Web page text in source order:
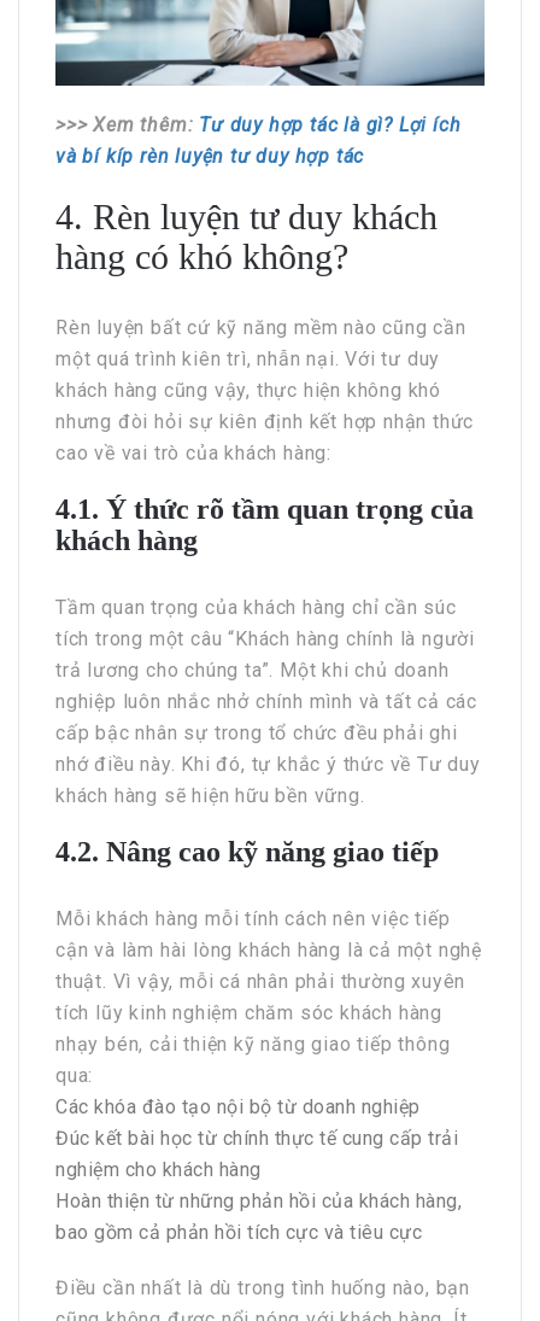
>>> Xem thêm: Tư duy hợp tác là gì? Lợi ích
và bí kíp rèn luyện tư duy hợp tác
4. Rèn luyện tư duy khách
hàng có khó không?
Rèn luyện bất cứ kỹ năng mềm nào cũng cần
một quá trình kiên trì, nhẫn nại. Với tư duy
khách hàng cũng vậy, thực hiện không khó
nhưng đòi hỏi sự kiên định kết hợp nhận thức
cao về vai trò của khách hàng:
4.1. Ý thức rõ tầm quan trọng của
khách hàng
Tầm quan trọng của khách hàng chỉ cần súc
tích trong một câu “Khách hàng chính là người
trả lương cho chúng ta”. Một khi chủ doanh
nghiệp luôn nhắc nhở chính mình và tất cả các
cấp bậc nhân sự trong tổ chức đều phải ghi
nhớ điều này. Khi đó, tự khắc ý thức về Tư duy
khách hàng sẽ hiện hữu bền vững.
4.2. Nâng cao kỹ năng giao tiếp
Mỗi khách hàng mỗi tính cách nên việc tiếp
cận và làm hài lòng khách hàng là cả một nghệ
thuật. Vì vậy, mỗi cá nhân phải thường xuyên
tích lũy kinh nghiệm chăm sóc khách hàng
nhạy bén, cải thiện kỹ năng giao tiếp thông
qua:
Các khóa đào tạo nội bộ từ doanh nghiệp
Đúc kết bài học từ chính thực tế cung cấp trải
nghiệm cho khách hàng
Hoàn thiện từ những phản hồi của khách hàng,
bao gồm cả phản hồi tích cực và tiêu cực
Điều cần nhất là dù trong tình huống nào, bạn